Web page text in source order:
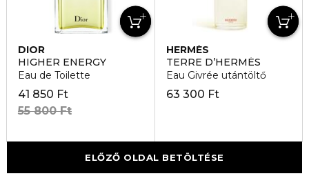
DIOR
HIGHER ENERGY
Eau de Toilette
41 850 Ft
55 800 Ft
HERMÈS
TERRE D’HERMÉS
Eau Givrée utántöltő
63 300 Ft
ELŐZŐ OLDAL BETÖLTÉSE